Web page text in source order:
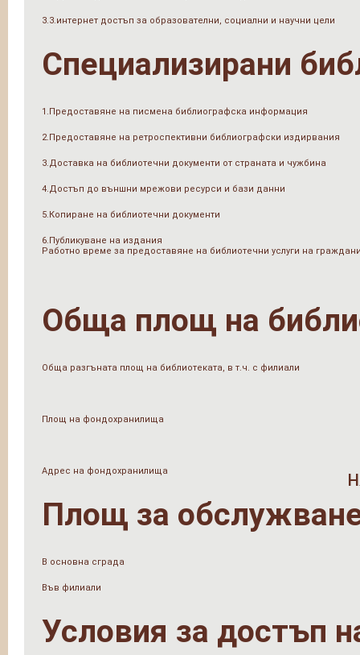
3.3.интернет достъп за образователни, социални и научни цели
Специализирани
1.Предоставяне на писмена библиографска информация
2.Предоставяне на ретроспективни библиографски издирвания
3.Доставка на библиотечни документи от страната и чужбина
4.Достъп до външни мрежови ресурси и бази данни
5.Копиране на библиотечни документи
6.Публикуване на издания
Работно време за предоставяне на библиотечни услуги на
Обща площ на
Обща разгъната площ на библиотеката, в т.ч. с филиали
Площ на фондохранилища
Адрес на фондохранилища
Площ за
В основна сграда
Във филиали
Условия за достъп